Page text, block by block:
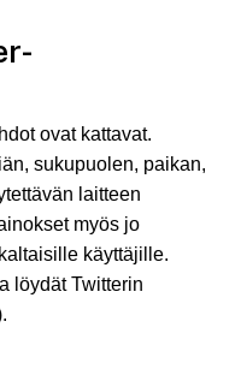
ovat kattavat.
sukupuolen, paikan,
laitteen
myös jo
käyttäjille.
löydät Twitterin